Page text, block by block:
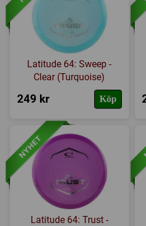
Latitude 64: Sweep -
Clear (Turquoise)
249 kr Köp
Latitude 64: Trust -